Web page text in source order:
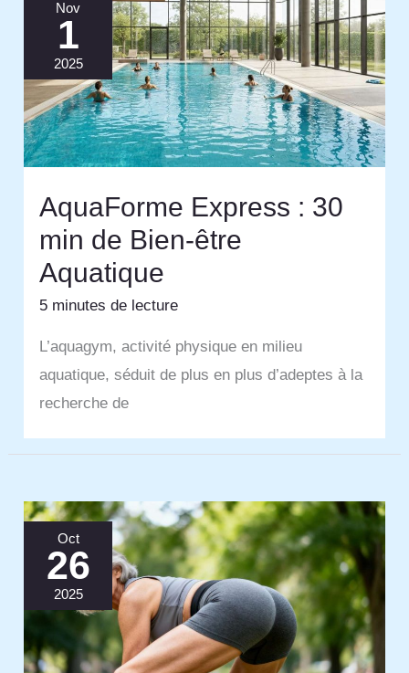
Nov
1
2025
AquaForme Express : 30
min de Bien-être
Aquatique
5 minutes de lecture
L’aquagym, activité physique en milieu
aquatique, séduit de plus en plus d’adeptes à la
recherche de
Oct
26
2025